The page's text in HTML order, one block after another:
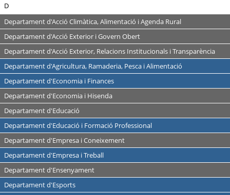
D
Departament d'Acció Climàtica, Alimentació i Agenda Rural
Departament d'Acció Exterior i Govern Obert
Departament d'Acció Exterior, Relacions Institucionals i Transparència
Departament d'Agricultura, Ramaderia, Pesca i Alimentació
Departament d'Economia i Finances
Departament d'Economia i Hisenda
Departament d'Educació
Departament d'Educació i Formació Professional
Departament d'Empresa i Coneixement
Departament d'Empresa i Treball
Departament d'Ensenyament
Departament d'Esports